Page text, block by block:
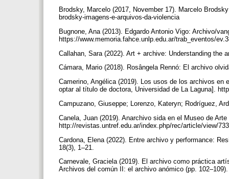
Brodsky, Marcelo (2017, November 17). Marcelo
brodsky-imagens-e-arquivos-da-violencia
Bugnone, Ana (2013). Edgardo Antonio Vigo: Archivo/
https://www.memoria.fahce.unlp.edu.ar/trab_eventos/
Callahan, Sara (2022). Art + archive: Understanding
Cámara, Mario (2018). Rosângela Rennó: El archivo
Camerino, Angélica (2019). Los usos de los archivos
optar al título de doctora, Universidad de La Laguna].
Campuzano, Giuseppe; Lorenzo, Kateryn; Rodríguez,
Canela, Juan (2019). Anarchivo sida en el Museo de
http://revistas.untref.edu.ar/index.php/rec/article/view/
Cardona, Elena (2022). Entre archivo y performance:
18(3), 1–21.
Carnevale, Graciela (2019). El archivo como práctica
Archivos del común II: el archivo anómico (pp.